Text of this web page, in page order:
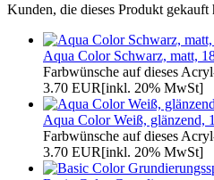
Kunden, die dieses Produkt
Aqua Color Schwarz, matt,
Farbwünsche auf dieses
3.70 EUR[inkl. 20% MwSt]
Aqua Color Weiß, glänzend,
Farbwünsche auf dieses
3.70 EUR[inkl. 20% MwSt]